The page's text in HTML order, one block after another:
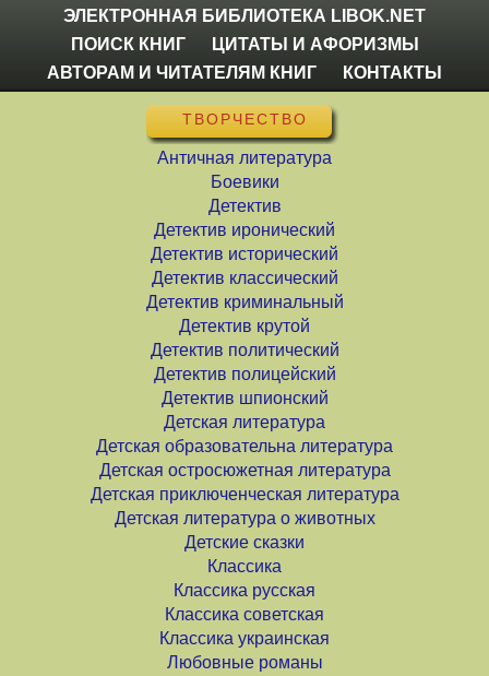
ЭЛЕКТРОННАЯ БИБЛИОТЕКА LIBOK.NET
ПОИСК КНИГ
ЦИТАТЫ И АФОРИЗМЫ
АВТОРАМ И ЧИТАТЕЛЯМ КНИГ
КОНТАКТЫ
ТВОРЧЕСТВО
Античная литература
Боевики
Детектив
Детектив иронический
Детектив исторический
Детектив классический
Детектив криминальный
Детектив крутой
Детектив политический
Детектив полицейский
Детектив шпионский
Детская литература
Детская образовательна литература
Детская остросюжетная литература
Детская приключенческая литература
Детская литература о животных
Детские сказки
Классика
Классика русская
Классика советская
Классика украинская
Любовные романы